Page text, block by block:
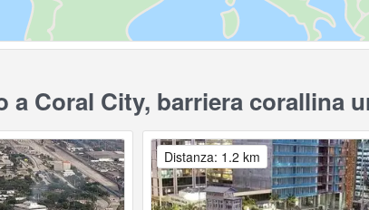
a Coral City, barriera corallina
Distanza: 1.2 km